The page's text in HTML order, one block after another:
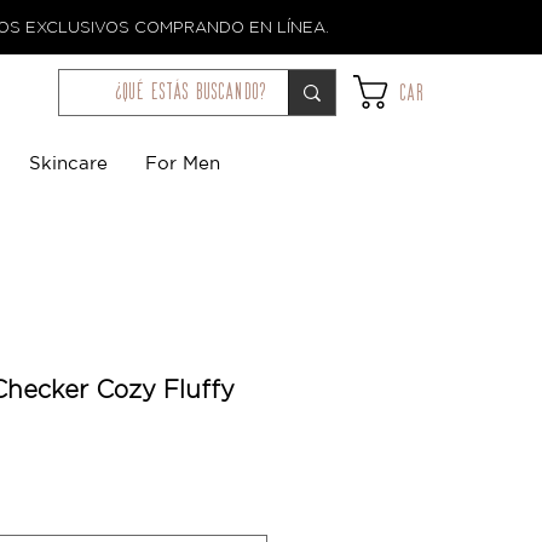
EXCLUSIVOS COMPRANDO EN LÍNEA.
¿qué estás buscando? Car
Skincare For Men
Cozy Fluffy